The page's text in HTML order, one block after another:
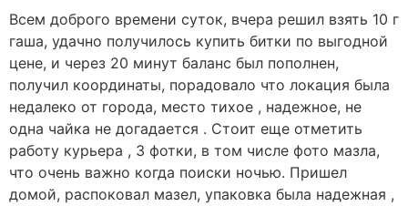
Всем доброго времени суток, вчера решил взять 10 г
гаша, удачно получилось купить битки по выгодной
цене, и через 20 минут баланс был пополнен,
получил координаты, порадовало что локация была
недалеко от города, место тихое , надежное, не
одна чайка не догадается . Стоит еще отметить
работу курьера , 3 фотки, в том числе фото мазла,
что очень важно когда поиски ночью. Пришел
домой, распоковал мазел, упаковка была надежная ,